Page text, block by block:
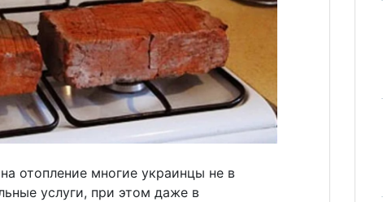
отопление многие украинцы не в
услуги, при этом даже в